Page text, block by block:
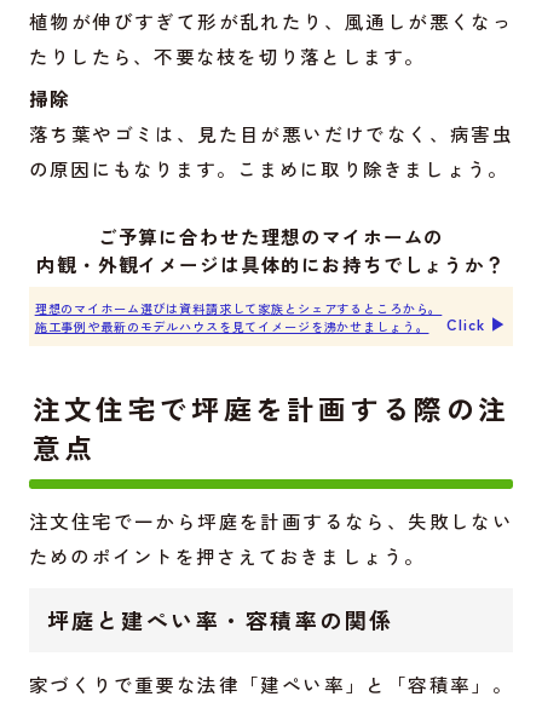
植物が伸びすぎて形が乱れたり、風通しが悪くなっ
たりしたら、不要な枝を切り落とします。
掃除
落ち葉やゴミは、見た目が悪いだけでなく、病害虫
の原因にもなります。こまめに取り除きましょう。
ご予算に合わせた理想のマイホームの
内観・外観イメージは具体的にお持ちでしょうか？
理想のマイホーム選びは資料請求して家族とシェアするところから。
施工事例や最新のモデルハウスを見てイメージを沸かせましょう。
Click ▶︎
注文住宅で坪庭を計画する際の注
意点
注文住宅で一から坪庭を計画するなら、失敗しない
ためのポイントを押さえておきましょう。
坪庭と建ぺい率・容積率の関係
家づくりで重要な法律「建ぺい率」と「容積率」。